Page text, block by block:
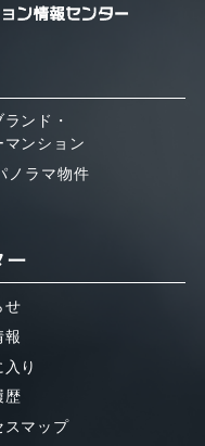
ランド・
マンション
ノラマ物件
せ
報
り
歴
スマップ